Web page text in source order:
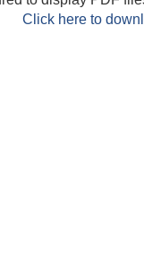
Click here to